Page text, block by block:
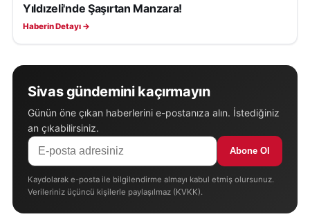
YAŞAM
Yıldızeli'nde Şaşırtan Manzara!
Haberin Detayı →
Sivas gündemini kaçırmayın
Günün öne çıkan haberlerini e-postanıza alın. İstediğiniz
an çıkabilirsiniz.
Abone Ol
Kaydolarak e-posta ile bilgilendirme almayı kabul etmiş olursunuz.
Verileriniz üçüncü kişilerle paylaşılmaz (KVKK).